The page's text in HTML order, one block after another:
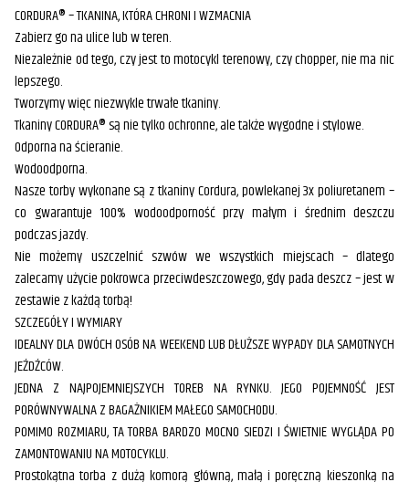
CORDURA® – TKANINA, KTÓRA CHRONI I WZMACNIA
Zabierz go na ulice lub w teren.
Niezależnie od tego, czy jest to motocykl terenowy, czy chopper, nie ma nic
lepszego.
Tworzymy więc niezwykle trwałe tkaniny.
Tkaniny CORDURA® są nie tylko ochronne, ale także wygodne i stylowe.
Odporna na ścieranie.
Wodoodporna.
Nasze torby wykonane są z tkaniny Cordura, powlekanej 3x poliuretanem –
co gwarantuje 100% wodoodporność przy małym i średnim deszczu
podczas jazdy.
Nie możemy uszczelnić szwów we wszystkich miejscach – dlatego
zalecamy użycie pokrowca przeciwdeszczowego, gdy pada deszcz – jest w
zestawie z każdą torbą!
SZCZEGÓŁY I WYMIARY
IDEALNY DLA DWÓCH OSÓB NA WEEKEND LUB DŁUŻSZE WYPADY DLA SAMOTNYCH
JEŹDŹCÓW.
JEDNA Z NAJPOJEMNIEJSZYCH TOREB NA RYNKU. JEGO POJEMNOŚĆ JEST
PORÓWNYWALNA Z BAGAŻNIKIEM MAŁEGO SAMOCHODU.
POMIMO ROZMIARU, TA TORBA BARDZO MOCNO SIEDZI I ŚWIETNIE WYGLĄDA PO
ZAMONTOWANIU NA MOTOCYKLU.
Prostokątna torba z dużą komorą główną, małą i poręczną kieszonką na